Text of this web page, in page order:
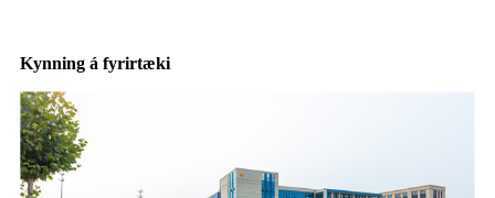
Kynning á fyrirtæki